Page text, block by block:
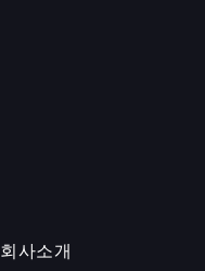
회사소개